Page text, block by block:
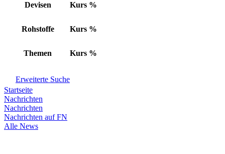
Devisen Kurs %
Rohstoffe Kurs %
Themen Kurs %
Erweiterte Suche
Startseite
Nachrichten
Nachrichten
Nachrichten auf FN
Alle News